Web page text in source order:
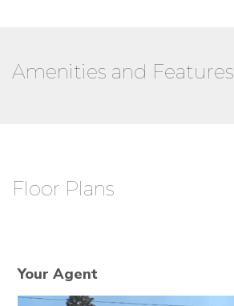
Amenities and Features
Floor Plans
Your Agent